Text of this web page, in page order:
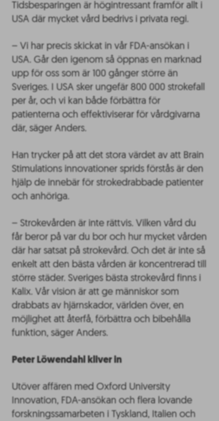
Tidsbesparingen är högintressant framför allt i
USA där mycket vård bedrivs i privata regi.
– Vi har precis skickat in vår FDA-ansökan i
USA. Går den igenom så öppnas en marknad
upp för oss som är 100 gånger större än
Sveriges. I USA sker ungefär 800 000 strokefall
per år, och vi kan både förbättra för
patienterna och effektiviserar för vårdgivarna
där, säger Anders.
Han trycker på att det stora värdet av att Brain
Stimulations innovationer sprids förstås är den
hjälp de innebär för strokedrabbade patienter
och anhöriga.
– Strokevården är inte rättvis. Vilken vård du
får beror på var du bor och hur mycket vården
där har satsat på strokevård. Och det är inte så
enkelt att den bästa vården är koncentrerad till
större städer. Sveriges bästa strokevård finns i
Kalix. Vår vision är att ge människor som
drabbats av hjärnskador, världen över, en
möjlighet att återfå, förbättra och bibehålla
funktion, säger Anders.
Peter Löwendahl kliver in
Utöver affären med Oxford University
Innovation, FDA-ansökan och flera lovande
forskningssamarbeten i Tyskland, Italien och